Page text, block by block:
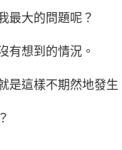
最大的問題呢？
有想到的情況。
是這樣不期然地發生